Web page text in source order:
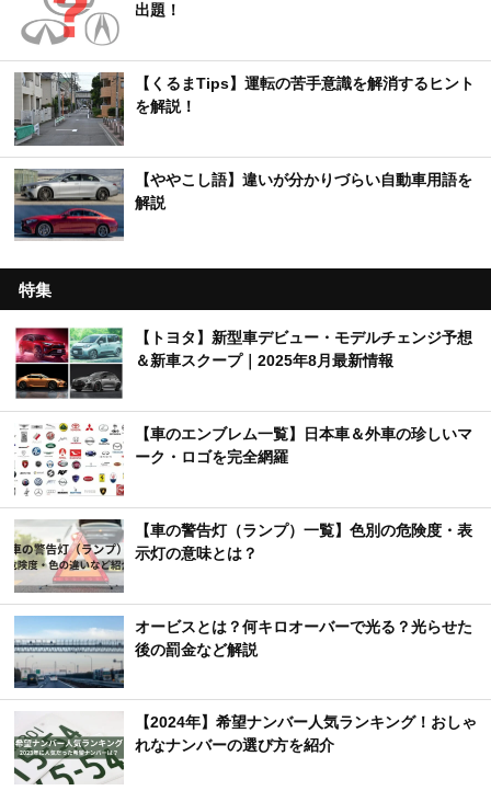
出題！
【くるまTips】運転の苦手意識を解消するヒント
を解説！
【ややこし語】違いが分かりづらい自動車用語を
解説
特集
【トヨタ】新型車デビュー・モデルチェンジ予想
＆新車スクープ｜2025年8月最新情報
【車のエンブレム一覧】日本車＆外車の珍しいマ
ーク・ロゴを完全網羅
【車の警告灯（ランプ）一覧】色別の危険度・表
示灯の意味とは？
オービスとは？何キロオーバーで光る？光らせた
後の罰金など解説
【2024年】希望ナンバー人気ランキング！おしゃ
れなナンバーの選び方を紹介